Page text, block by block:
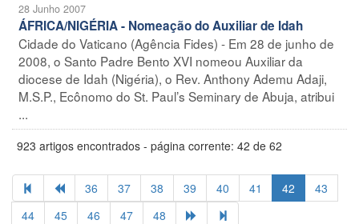
28 Junho 2007
ÁFRICA/NIGÉRIA - Nomeação do Auxiliar de Idah
Cidade do Vaticano (Agência Fides) - Em 28 de junho de
2008, o Santo Padre Bento XVI nomeou Auxiliar da
diocese de Idah (Nigéria), o Rev. Anthony Ademu Adaji,
M.S.P., Ecônomo do St. Paul’s Seminary de Abuja, atribui
...
923 artigos encontrados - página corrente: 42 de 62
36 37 38 39 40 41 42
43
44
45 46 47 48